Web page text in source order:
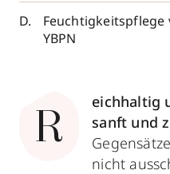
Feuchtigkeitspflege
YBPN
R
eichhaltig
sanft und
nicht